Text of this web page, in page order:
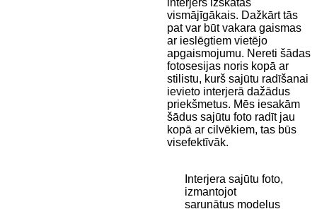
interjers izskatās
vismājīgākais. Dažkārt tās
pat var būt vakara gaismas
ar ieslēgtiem vietējo
apgaismojumu. Nereti šādas
fotosesijas noris kopā ar
stilistu, kurš sajūtu radīšanai
ievieto interjerā dažādus
priekšmetus. Mēs iesakām
šādus sajūtu foto radīt jau
kopā ar cilvēkiem, tas būs
visefektīvāk.
Interjera sajūtu foto,
izmantojot
sarunātus modeļus